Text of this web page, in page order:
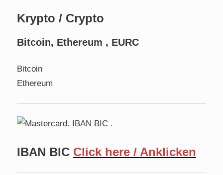
Krypto / Crypto
Bitcoin, Ethereum , EURC
Bitcoin
Ethereum
IBAN BIC Click here / Anklicken